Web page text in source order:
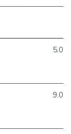
5.0
9.0